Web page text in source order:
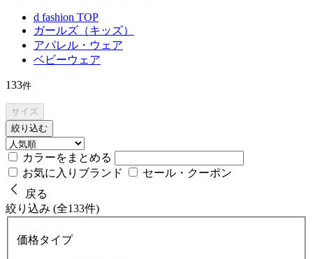
d fashion TOP
ガールズ（キッズ）
アパレル・ウェア
ベビーウェア
133件
サイズ
絞り込む
カラーをまとめる
お気に入りブランド
セール・クーポン
戻る
絞り込み (全133件)
価格タイプ